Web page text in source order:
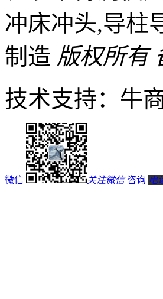
冲床冲头,导柱
制造 版权所有
技术支持：牛
微信 关注微信 咨询 电